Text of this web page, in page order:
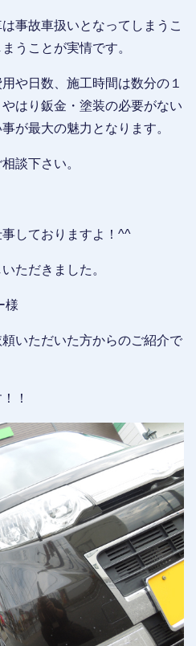
事故車扱いとなってしまうこ
うことが実情です。
や日数、施工時間は数分の１
はり鈑金・塗装の必要がない
が最大の魅力となります。
談下さい。
しておりますよ！^^
ただきました。
様
いただいた方からのご紹介で
！